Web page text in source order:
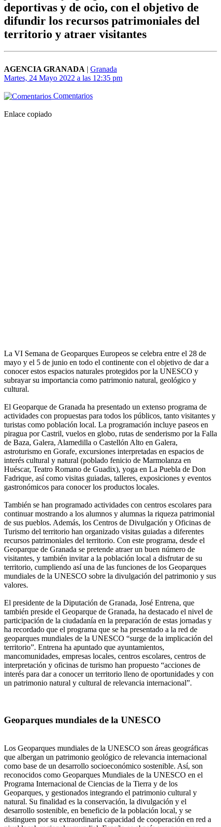
deportivas y de ocio, con el objetivo de
difundir los recursos patrimoniales del
territorio y atraer visitantes
AGENCIA GRANADA | Granada
Martes, 24 Mayo 2022 a las 12:35 pm
Comentarios
Enlace copiado
La VI Semana de Geoparques Europeos se celebra entre el 28 de
mayo y el 5 de junio en todo el continente con el objetivo de dar a
conocer estos espacios naturales protegidos por la UNESCO y
subrayar su importancia como patrimonio natural, geológico y
cultural.
El Geoparque de Granada ha presentado un extenso programa de
actividades con propuestas para todos los públicos, tanto visitantes y
turistas como población local. La programación incluye paseos en
piragua por Castril, vuelos en globo, rutas de senderismo por la Falla
de Baza, Galera, Alamedilla o Castellón Alto en Galera,
astroturismo en Gorafe, excursiones interpretadas en espacios de
interés cultural y natural (poblado fenicio de Marmolanza en
Huéscar, Teatro Romano de Guadix), yoga en La Puebla de Don
Fadrique, así como visitas guiadas, talleres, exposiciones y eventos
gastronómicos para conocer los productos locales.
También se han programado actividades con centros escolares para
continuar mostrando a los alumnos y alumnas la riqueza patrimonial
de sus pueblos. Además, los Centros de Divulgación y Oficinas de
Turismo del territorio han organizado visitas guiadas a diferentes
recursos patrimoniales del territorio. Con este programa, desde el
Geoparque de Granada se pretende atraer un buen número de
visitantes, y también invitar a la población local a disfrutar de su
territorio, cumpliendo así una de las funciones de los Geoparques
mundiales de la UNESCO sobre la divulgación del patrimonio y sus
valores.
El presidente de la Diputación de Granada, José Entrena, que
también preside el Geoparque de Granada, ha destacado el nivel de
participación de la ciudadanía en la preparación de estas jornadas y
ha recordado que el programa que se ha presentado a la red de
geoparques mundiales de la UNESCO “surge de la implicación del
territorio”. Entrena ha apuntado que ayuntamientos,
mancomunidades, empresas locales, centros escolares, centros de
interpretación y oficinas de turismo han propuesto “acciones de
interés para dar a conocer un territorio lleno de oportunidades y con
un patrimonio natural y cultural de relevancia internacional”.
Geoparques mundiales de la UNESCO
Los Geoparques mundiales de la UNESCO son áreas geográficas
que albergan un patrimonio geológico de relevancia internacional
como base de un desarrollo socioeconómico sostenible. Así, son
reconocidos como Geoparques Mundiales de la UNESCO en el
Programa Internacional de Ciencias de la Tierra y de los
Geoparques, y gestionados integrando el patrimonio cultural y
natural. Su finalidad es la conservación, la divulgación y el
desarrollo sostenible, en beneficio de la población local, y se
distinguen por su extraordinaria capacidad de cooperación en red a